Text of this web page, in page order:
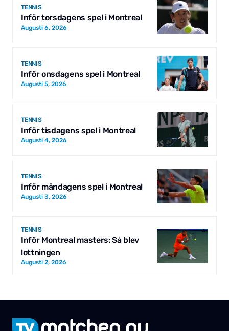
TENNIS
Inför torsdagens spel i Montreal
Augusti 6, 2026
TENNIS
Inför onsdagens spel i Montreal
Augusti 5, 2026
TENNIS
Inför tisdagens spel i Montreal
Augusti 4, 2026
TENNIS
Inför måndagens spel i Montreal
Augusti 3, 2026
TENNIS
Inför Montreal masters: Så blev
lottningen
Augusti 2, 2026